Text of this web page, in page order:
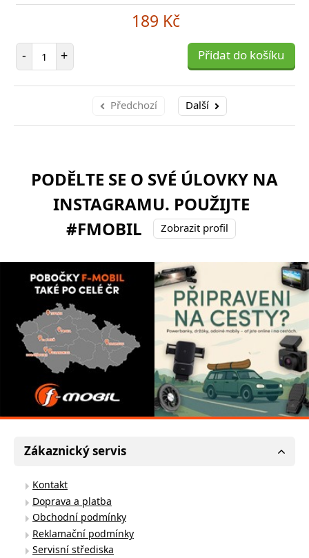
189 Kč
- Počet položek
+ Přidat do košíku
Předchozí Další
PODĚLTE SE O SVÉ ÚLOVKY NA
INSTAGRAMU. POUŽIJTE
#FMOBIL
Zobrazit profil
Zákaznický servis
Kontakt
Doprava a platba
Obchodní podmínky
Reklamační podmínky
Servisní střediska